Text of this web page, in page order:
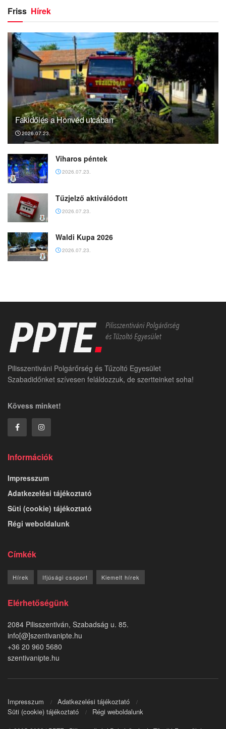
Friss Hírek
Fakidőlés a Honvéd utcában
2026.07.23.
Viharos péntek
2026.07.23.
Tűzjelző aktiválódott
2026.07.23.
Waldi Kupa 2026
2026.07.23.
Pilisszentiváni Polgárőrség és Tűzoltó Egyesület
Szabadidőnket szívesen feláldozzuk, de szertteinket soha!
Kövess minket!
Információk
Impresszum
Adatkezelési tájékoztató
Süti (cookie) tájékoztató
Régi weboldalunk
Címkék
Hírek Ifjúsági csoport Kiemelt hírek
Elérhetőségünk
2084 Pilisszentiván, Szabadság u. 85.
info[@]szentivanipte.hu
+36 20 960 5680
szentivanipte.hu
Impresszum
Adatkezelési tájékoztató
Süti (cookie) tájékoztató
Régi weboldalunk